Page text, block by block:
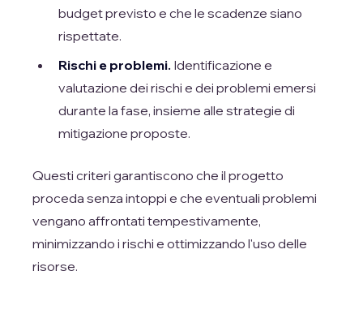
budget previsto e che le scadenze siano
rispettate.
Rischi e problemi. Identificazione e
valutazione dei rischi e dei problemi emersi
durante la fase, insieme alle strategie di
mitigazione proposte.
Questi criteri garantiscono che il progetto
proceda senza intoppi e che eventuali problemi
vengano affrontati tempestivamente,
minimizzando i rischi e ottimizzando l'uso delle
risorse.